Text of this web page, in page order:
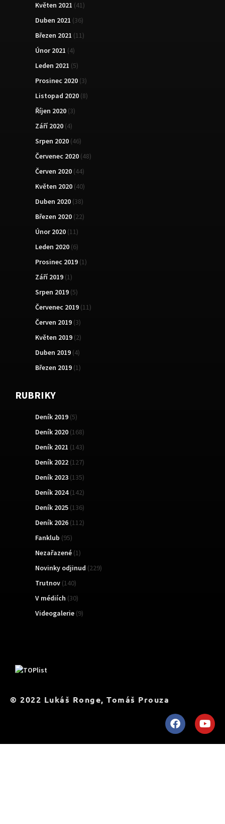
Květen 2021 (41)
Duben 2021 (36)
Březen 2021 (11)
Únor 2021 (4)
Leden 2021 (5)
Prosinec 2020 (3)
Listopad 2020 (8)
Říjen 2020 (3)
Září 2020 (4)
Srpen 2020 (46)
Červenec 2020 (48)
Červen 2020 (44)
Květen 2020 (40)
Duben 2020 (38)
Březen 2020 (22)
Únor 2020 (11)
Leden 2020 (6)
Prosinec 2019 (1)
Září 2019 (1)
Srpen 2019 (5)
Červenec 2019 (11)
Červen 2019 (3)
Květen 2019 (2)
Duben 2019 (4)
Březen 2019 (1)
RUBRIKY
Deník 2019 (5)
Deník 2020 (168)
Deník 2021 (143)
Deník 2022 (127)
Deník 2023 (135)
Deník 2024(142)
Deník 2025 (136)
Deník 2026 (112)
Fanklub (95)
Nezařazené (1)
Novinky odjinud (229)
Trutnov (140)
V médiích (30)
Videogalerie (9)
© 2022 Lukáš Ronge, Tomáš Prouza